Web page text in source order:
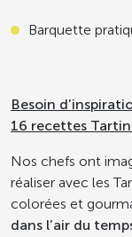
Barquette
Besoin
16 recettes
Nos chefs ont
réaliser avec les
colorées et
dans l’air du